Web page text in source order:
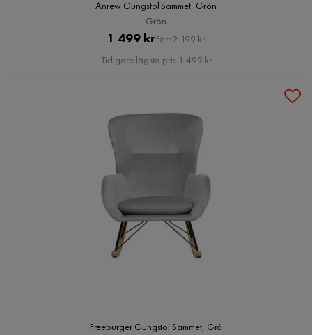
Anrew Gungstol Sammet, Grön
Grön
Pris
1 499 krOriginal
Pris
Förr 2 199 kr
Tidigare lägsta pris 1 499 kr
Freeburger Gungstol Sammet, Grå